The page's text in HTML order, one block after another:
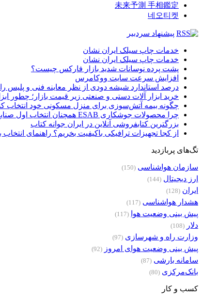
未来予測 手相鑑定
네오티켓
پیشنهاد سردبیر
خدمات چاپ سیلک ایران نشان
خدمات چاپ سیلک ایران نشان
پشت پرده نوسانات شدید بازار فارکس چیست؟
افزایش سرعت سایت ووکامرس
درصد استاندارد شیشه دودی از نظر معاینه فنی و پلیس
خرید ابزار آلات دستی و صنعتی زیر قیمت بازار؛ چطور
چگونه بیمه آتش‌سوزی برای منزل مسکونی خود انتخاب
چرا محصولات جوشکاری ESAB همچنان انتخاب اول صنایع بزرگ هستند؟
بزرگترین کتابفروشی آنلاین در ایران جوانه کتاب
از کجا تجهیزات ترافیکی باکیفیت بخریم؟ راهنمای
تگ‌های پربازدید
سازمان هواشناسی (150)
ارز دیجیتال (144)
ایران (128)
هشدار هواشناسی (117)
پیش بینی وضعیت هوا (117)
دلار (108)
وزارت راه و شهرسازی (97)
پیش بینی وضعیت هوای امروز (92)
سامانه بارشی (87)
بانک‌مرکزی (80)
کسب و کار